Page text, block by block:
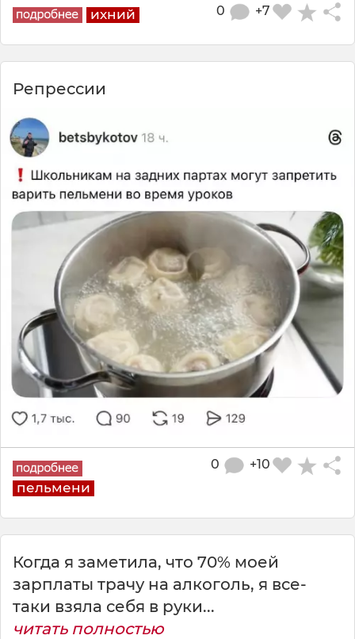
ихний +7
0
Репрессии
пельмени
+10
0
Когда я заметила, что 70% моей
зарплаты трачу на алкоголь, я все-
таки взяла себя в руки...
читать полностью